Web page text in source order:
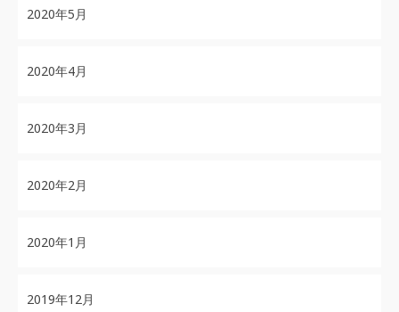
2020年5月
2020年4月
2020年3月
2020年2月
2020年1月
2019年12月